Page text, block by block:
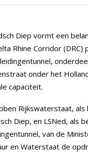
Diep vormt een
Rhine Corridor (DRC)
onder het
capaciteit.
Rijkswaterstaat, als
Diep, en LSNed, als
van de
en Waterstaat de